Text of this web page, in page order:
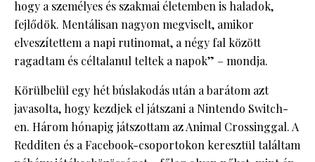
hogy a személyes és szakmai életemben is haladok,
fejlődök. Mentálisan nagyon megviselt, amikor
elveszítettem a napi rutinomat, a négy fal között
ragadtam és céltalanul teltek a napok” – mondja.
Körülbelül egy hét búslakodás után a barátom azt
javasolta, hogy kezdjek el játszani a Nintendo Switch-
en. Három hónapig játszottam az Animal Crossinggal. A
Redditen és a Facebook-csoportokon keresztül találtam